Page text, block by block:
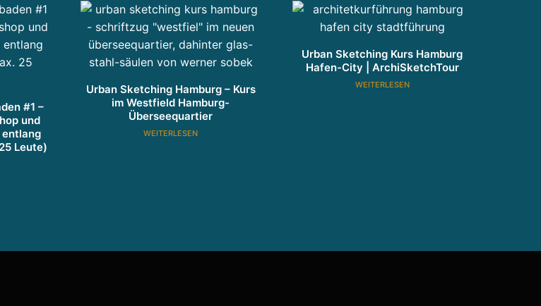
#1 –
und
Leute)
Urban Sketching Hamburg – Kurs
im Westfield Hamburg-
Überseequartier
WEITERLESEN
Urban Sketching Kurs Hamburg
Hafen-City | ArchiSketchTour
WEITERLESEN